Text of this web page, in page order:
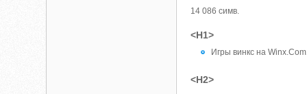
14 086 симв.
<H1>
Игры винкс на
<H2>